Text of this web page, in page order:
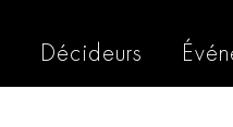
Décideurs